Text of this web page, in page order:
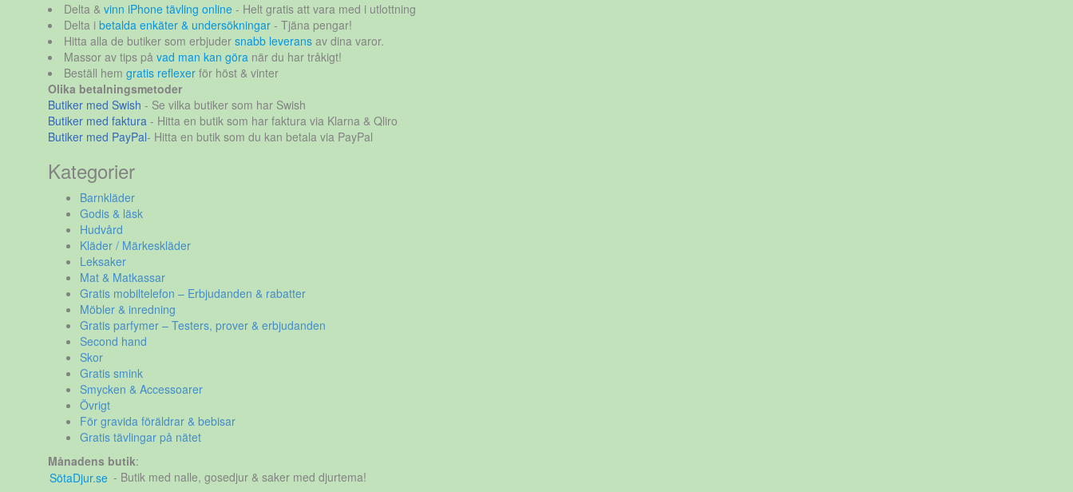
Delta & vinn iPhone tävling online - Helt gratis att vara med i utlottning
Delta i betalda enkäter & undersökningar - Tjäna pengar!
Hitta alla de butiker som erbjuder snabb leveransav dina varor.
Massor av tips på vad man kan göranär du har tråkigt!
Beställ hem gratis reflexerför höst & vinter
Olika betalningsmetoder
Butiker med Swish - Se vilka butiker som har Swish
Butiker med faktura- Hitta en butik som har faktura via Klarna & Qliro
Butiker med PayPal- Hitta en butik som du kan betala via PayPal
Kategorier
Barnkläder
Godis & läsk
Hudvård
Kläder / Märkeskläder
Leksaker
Mat & Matkassar
Gratis mobiltelefon – Erbjudanden & rabatter
Möbler & inredning
Gratis parfymer – Testers, prover & erbjudanden
Second hand
Skor
Gratis smink
Smycken & Accessoarer
Övrigt
För gravida föräldrar & bebisar
Gratis tävlingar på nätet
Månadens butik:
SötaDjur.se - Butik med nalle, gosedjur & saker med djurtema!